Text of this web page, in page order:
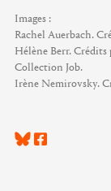
Images :
Rachel Auerbach.
Hélène Berr.
Collection Job.
Irène Nemirovsky.